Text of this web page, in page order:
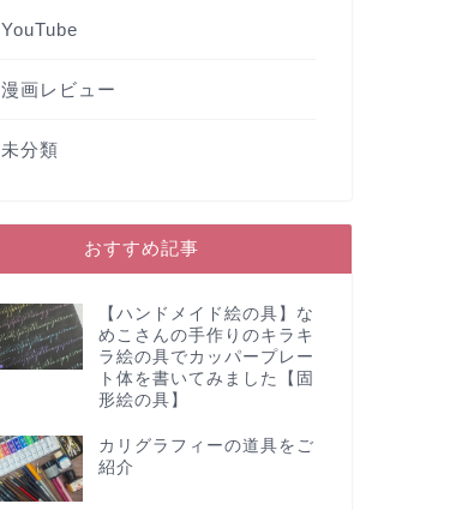
YouTube
漫画レビュー
未分類
おすすめ記事
【ハンドメイド絵の具】な
めこさんの手作りのキラキ
ラ絵の具でカッパープレー
ト体を書いてみました【固
形絵の具】
カリグラフィーの道具をご
紹介